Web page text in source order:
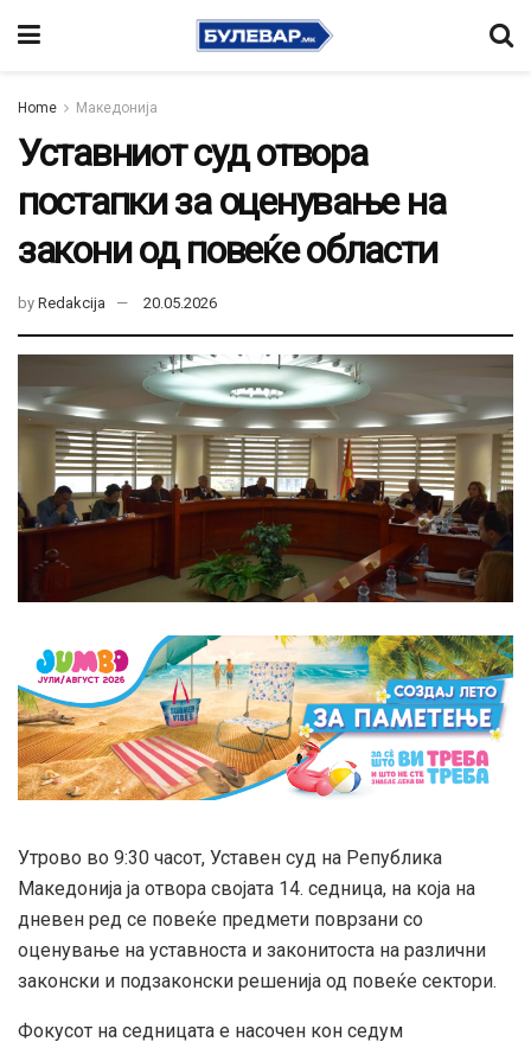
Home Македонија
Уставниот суд отвора
постапки за оценување на
закони од повеќе области
by Redakcija 20.05.2026
Утрово во 9:30 часот, Уставен суд на Република
Македонија ја отвора својата 14. седница, на која на
дневен ред се повеќе предмети поврзани со
оценување на уставноста и законитоста на различни
законски и подзаконски решенија од повеќе сектори.
Фокусот на седницата е насочен кон седум